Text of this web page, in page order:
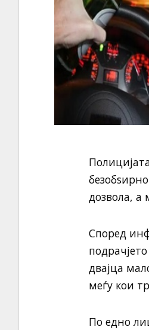
дозвола, а
Според
двајца
меѓу кои
По едно